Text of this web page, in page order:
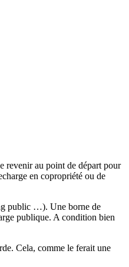
revenir au point de départ pour
en copropriété ou de
public …). Une borne de
publique. A condition bien
Cela, comme le ferait une